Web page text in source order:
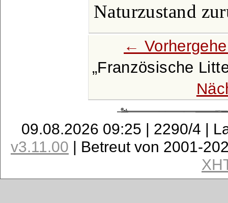
Naturzustand
←
Französische
09.08.2026 09:25 | 2290/4 |
v3.11.00 | Betreut von 2001-